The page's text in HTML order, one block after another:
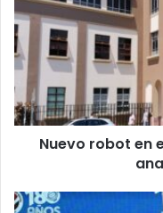
en
el
hospital
San
Juan
de
Dios
analizaNuevo robot en
Junta